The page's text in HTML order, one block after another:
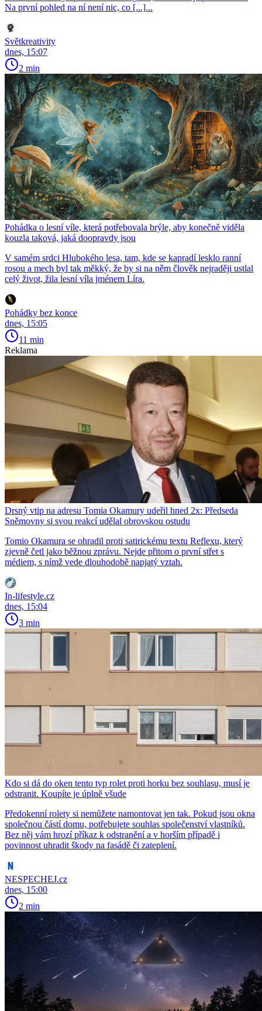
Na první pohled na ní není nic, co [...]...
Světkreativity
dnes, 15:07
2 min
Pohádka o lesní víle, která potřebovala brýle, aby konečně viděla
kouzla taková, jaká doopravdy jsou
V samém srdci Hlubokého lesa, tam, kde se kapradí lesklo ranní
rosou a mech byl tak měkký, že by si na něm člověk nejraději ustlal
celý život, žila lesní víla jménem Líra.
Pohádky bez konce
dnes, 15:05
11 min
Reklama
Drsný vtip na adresu Tomia Okamury udeřil hned 2x: Předseda
Sněmovny si svou reakcí udělal obrovskou ostudu
Tomio Okamura se ohradil proti satirickému textu Reflexu, který
zjevně četl jako běžnou zprávu. Nejde přitom o první střet s
médiem, s nímž vede dlouhodobě napjatý vztah.
In-lifestyle.cz
dnes, 15:04
3 min
Kdo si dá do oken tento typ rolet proti horku bez souhlasu, musí je
odstranit. Koupíte je úplně všude
Předokenní rolety si nemůžete namontovat jen tak. Pokud jsou okna
společnou částí domu, potřebujete souhlas společenství vlastníků.
Bez něj vám hrozí příkaz k odstranění a v horším případě i
povinnost uhradit škody na fasádě či zateplení.
NESPECHEJ.cz
dnes, 15:00
2 min